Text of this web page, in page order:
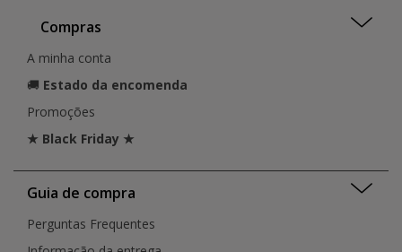
Compras
A minha conta
🚚 Estado da encomenda
Promoções
★ Black Friday ★
Guia de compra
Perguntas Frequentes